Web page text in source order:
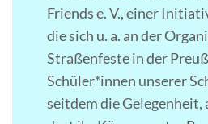
Friends e. V., einer
die sich u. a. an der
Straßenfeste in der
Schüler*innen unserer
seitdem die Gelegenheit,